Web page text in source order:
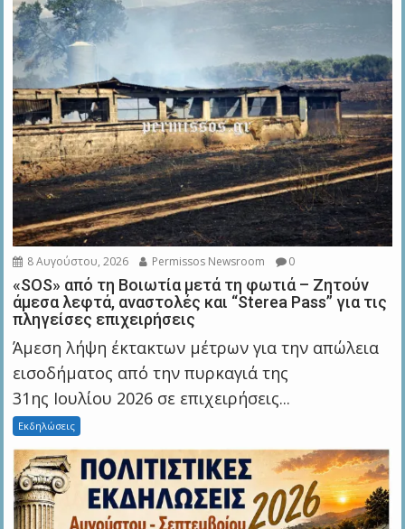
8 Αυγούστου, 2026 Permissos Newsroom 0
«SOS» από τη Βοιωτία μετά τη φωτιά – Ζητούν
άμεσα λεφτά, αναστολές και “Sterea Pass” για τις
πληγείσες επιχειρήσεις
Άμεση λήψη έκτακτων μέτρων για την απώλεια
εισοδήματος από την πυρκαγιά της
31ης Ιουλίου 2026 σε επιχειρήσεις...
Εκδηλώσεις